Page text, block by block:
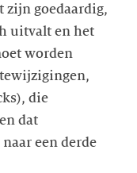
goedaardig,
uitvalt en het
worden
die
dat
een derde